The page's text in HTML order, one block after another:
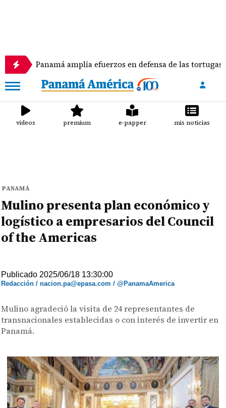
amplía efuerzos en defensa de las tortugas marinas
videos premium e-papper mis noticias
PANAMÁ
Mulino presenta plan económico y
logístico a empresarios del Council
of the Americas
Publicado 2025/06/18 13:30:00
Redacción / nacion.pa@epasa.com / @PanamaAmerica
Mulino agradeció la visita de 24 representantes de
transnacionales establecidas o con interés de invertir en
Panamá.